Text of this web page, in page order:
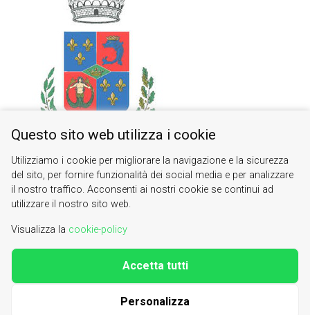
Valle di Susa. Tesori di Arte e Cultura Alpina
Contacts|About us
info@vallesusa-tesori.it| phone 0122622640
Questo sito web utilizza i cookie
Utilizziamo i cookie per migliorare la navigazione e la sicurezza
del sito, per fornire funzionalità dei social media e per analizzare
il nostro traffico. Acconsenti ai nostri cookie se continui ad
utilizzare il nostro sito web.
Visualizza la cookie-policy
Personalizza
Accetta tutti